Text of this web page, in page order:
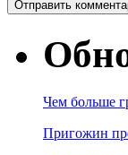
Чем больше
Пригожин